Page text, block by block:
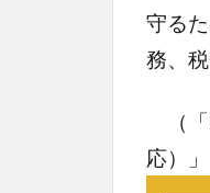
守る
務、
（「
応）」